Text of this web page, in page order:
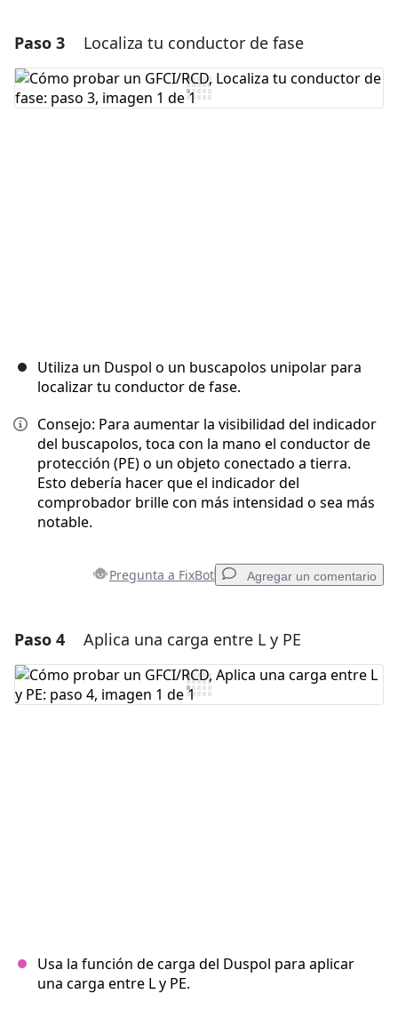
Paso 3 Localiza tu conductor de fase
Utiliza un Duspol o un buscapolos unipolar para
localizar tu conductor de fase.
Consejo: Para aumentar la visibilidad del indicador
del buscapolos, toca con la mano el conductor de
protección (PE) o un objeto conectado a tierra.
Esto debería hacer que el indicador del
comprobador brille con más intensidad o sea más
notable.
Pregunta a FixBot Agregar un comentario
Agregar un comentario
Agregar Comentario
Paso 4 Aplica una carga entre L y PE
Usa la función de carga del Duspol para aplicar
una carga entre L y PE.